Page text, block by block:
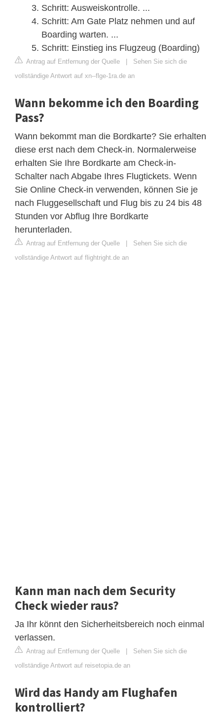
Schritt: Ausweiskontrolle. ...
Schritt: Am Gate Platz nehmen und auf
Boarding warten. ...
Schritt: Einstieg ins Flugzeug (Boarding)
Antrag auf Entfernung der Quelle | Sehen Sie sich die
vollständige Antwort auf xn--flge-1ra.de an
Wann bekomme ich den Boarding
Pass?
Wann bekommt man die Bordkarte? Sie erhalten
diese erst nach dem Check-in. Normalerweise
erhalten Sie Ihre Bordkarte am Check-in-
Schalter nach Abgabe Ihres Flugtickets. Wenn
Sie Online Check-in verwenden, können Sie je
nach Fluggesellschaft und Flug bis zu 24 bis 48
Stunden vor Abflug Ihre Bordkarte
herunterladen.
Antrag auf Entfernung der Quelle | Sehen Sie sich die
vollständige Antwort auf flightright.de an
Kann man nach dem Security
Check wieder raus?
Ja Ihr könnt den Sicherheitsbereich noch einmal
verlassen.
Antrag auf Entfernung der Quelle | Sehen Sie sich die
vollständige Antwort auf reisetopia.de an
Wird das Handy am Flughafen
kontrolliert?